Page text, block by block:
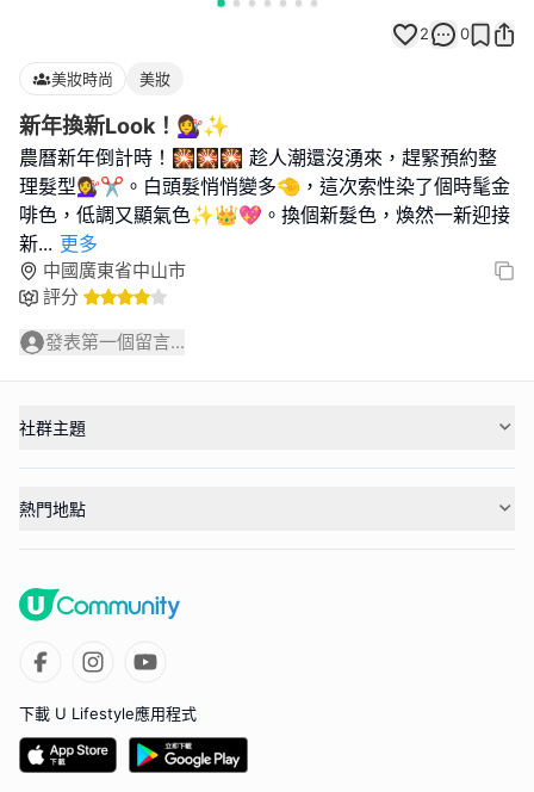
2 0
美妝時尚 美妝
新年換新Look！💇‍♀️✨
農曆新年倒計時！🎇🎇🎇 趁人潮還沒湧來，趕緊預約整
理髮型💇‍♀️✂️。白頭髮悄悄變多🤏，這次索性染了個時髦金
啡色，低調又顯氣色✨👑💖。換個新髮色，煥然一新迎接
新... 更多
中國廣東省中山市
評分
發表第一個留言...
社群主題
熱門地點
下載 U Lifestyle應用程式